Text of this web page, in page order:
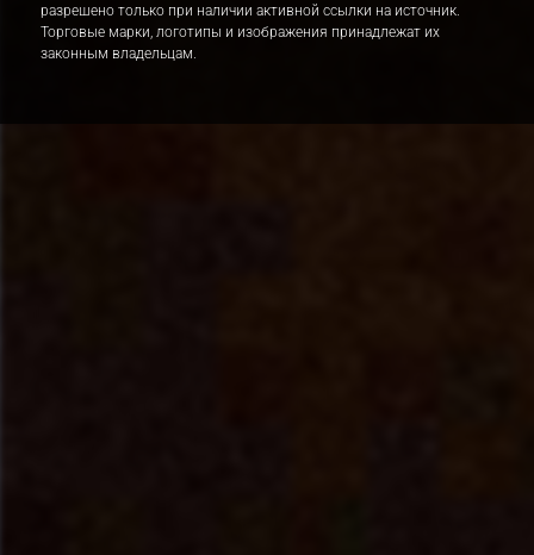
разрешено только при наличии активной ссылки на источник.
Торговые марки, логотипы и изображения принадлежат их
законным владельцам.